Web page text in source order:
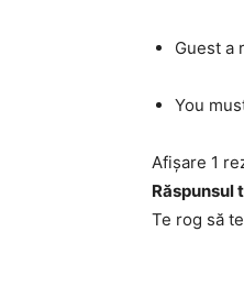
Guest a
You
Afișare 1
Răspunsul
Te rog să te